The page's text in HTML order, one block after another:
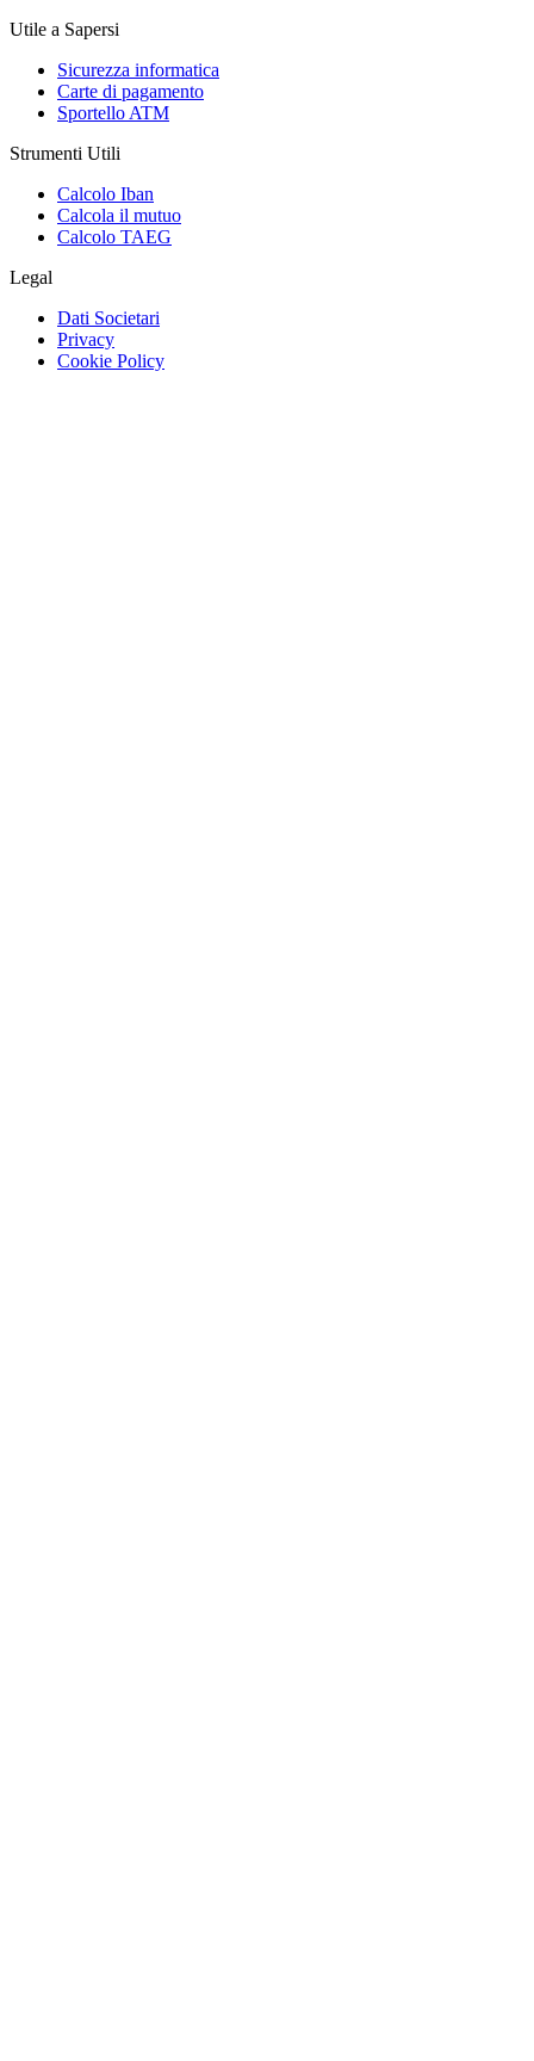
Utile a Sapersi
Sicurezza informatica
Carte di pagamento
Sportello ATM
Strumenti Utili
Calcolo Iban
Calcola il mutuo
Calcolo TAEG
Legal
Dati Societari
Privacy
Cookie Policy